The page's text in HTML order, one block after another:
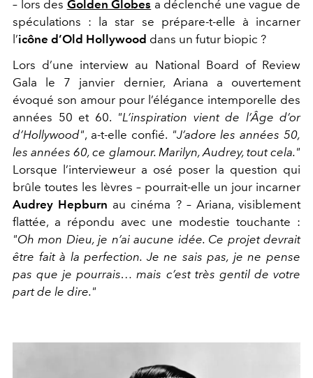
– lors des Golden Globes a déclenché une vague de
spéculations : la star se prépare-t-elle à incarner
l’icône d’Old Hollywood dans un futur biopic ?
Lors d’une interview au National Board of Review
Gala le 7 janvier dernier, Ariana a ouvertement
évoqué son amour pour l’élégance intemporelle des
années 50 et 60. "L’inspiration vient de l’Âge d’or
d’Hollywood", a-t-elle confié. "J’adore les années 50,
les années 60, ce glamour. Marilyn, Audrey, tout cela."
Lorsque l’intervieweur a osé poser la question qui
brûle toutes les lèvres – pourrait-elle un jour incarner
Audrey Hepburn au cinéma ? – Ariana, visiblement
flattée, a répondu avec une modestie touchante :
"Oh mon Dieu, je n’ai aucune idée. Ce projet devrait
être fait à la perfection. Je ne sais pas, je ne pense
pas que je pourrais… mais c’est très gentil de votre
part de le dire."